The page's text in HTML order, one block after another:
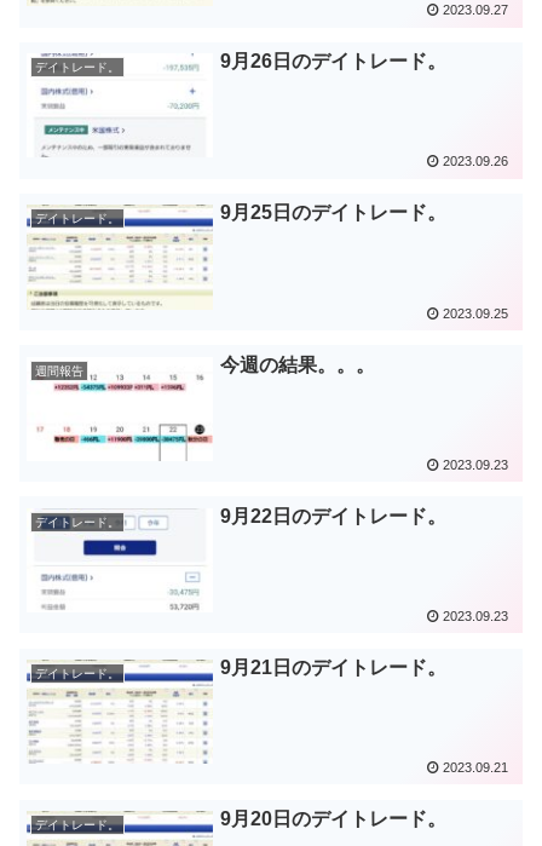
2023.09.27
デイトレード。 9月26日のデイトレード。
2023.09.26
デイトレード。 9月25日のデイトレード。
2023.09.25
週間報告 今週の結果。。。
2023.09.23
デイトレード。 9月22日のデイトレード。
2023.09.23
デイトレード。 9月21日のデイトレード。
2023.09.21
デイトレード。 9月20日のデイトレード。